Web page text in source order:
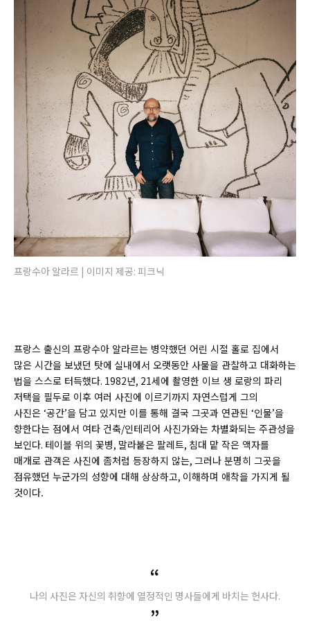
프랑수아 알라르 | 이미지 제공: 피크닉
프랑스 출신의 프랑수아 알라르는 병약했던 어린 시절 홀로 집에서
많은 시간을 보냈던 탓에 실내에서 오랫동안 사물을 관찰하고 대화하는
법을 스스로 터득했다. 1982년, 21세에 촬영한 이브 생 로랑의 파리
저택을 필두로 이후 여러 사진에 이르기까지 자연스럽게 그의
사진은 ‘공간’을 담고 있지만 이를 통해 결국 그곳과 연관된 ‘인물’을
향한다는 점에서 여타 건축/인테리어 사진가와는 차별화되는 주관성을
보인다. 테이블 위의 꽃병, 말라붙은 팔레트, 침대 맡 작은 액자를
매개로 관객은 사진에 좀처럼 등장하지 않는, 그러나 분명히 그곳을
점유했던 누군가의 성향에 대해 상상하고, 이해하며 애착을 가지게 될
것이다.
“
나의 사진은 자신의 취향에 열정적인 명사들에게 바치는 헌사다.
”